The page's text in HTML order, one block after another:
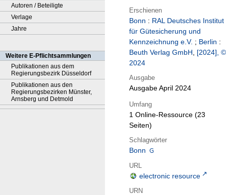
Autoren / Beteiligte
Verlage
Jahre
Weitere E-Pflichtsammlungen
Publikationen aus dem
Regierungsbezirk Düsseldorf
Publikationen aus den
Regierungsbezirken Münster,
Arnsberg und Detmold
Erschienen
Bonn : RAL Deutsches Institut
für Gütesicherung und
Kennzeichnung e.V. ; Berlin :
Beuth Verlag GmbH, [2024], ©
2024
Ausgabe
Ausgabe April 2024
Umfang
1 Online-Ressource (23
Seiten)
Schlagwörter
Bonn
URL
electronic resource
URN